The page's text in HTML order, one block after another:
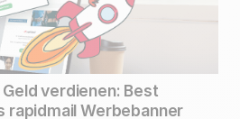
verdienen: Best
rapidmail Werbebanner